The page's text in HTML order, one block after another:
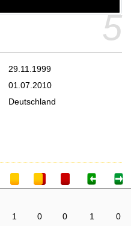
5
29.11.1999
01.07.2010
Deutschland
1 0 0 1 0